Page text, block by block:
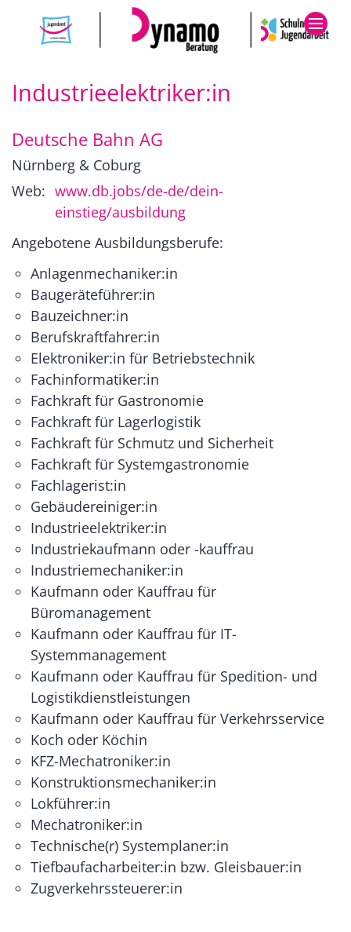
Zum Inhalt springen
Industrieelektriker:in
Deutsche Bahn AG
Nürnberg & Coburg
Web: www.db.jobs/de-de/dein-
einstieg/ausbildung
Angebotene Ausbildungsberufe:
Anlagenmechaniker:in
Baugeräteführer:in
Bauzeichner:in
Berufskraftfahrer:in
Elektroniker:in für Betriebstechnik
Fachinformatiker:in
Fachkraft für Gastronomie
Fachkraft für Lagerlogistik
Fachkraft für Schmutz und Sicherheit
Fachkraft für Systemgastronomie
Fachlagerist:in
Gebäudereiniger:in
Industrieelektriker:in
Industriekaufmann oder -kauffrau
Industriemechaniker:in
Kaufmann oder Kauffrau für
Büromanagement
Kaufmann oder Kauffrau für IT-
Systemmanagement
Kaufmann oder Kauffrau für Spedition- und
Logistikdienstleistungen
Kaufmann oder Kauffrau für Verkehrsservice
Koch oder Köchin
KFZ-Mechatroniker:in
Konstruktionsmechaniker:in
Lokführer:in
Mechatroniker:in
Technische(r) Systemplaner:in
Tiefbaufacharbeiter:in bzw. Gleisbauer:in
Zugverkehrssteuerer:in